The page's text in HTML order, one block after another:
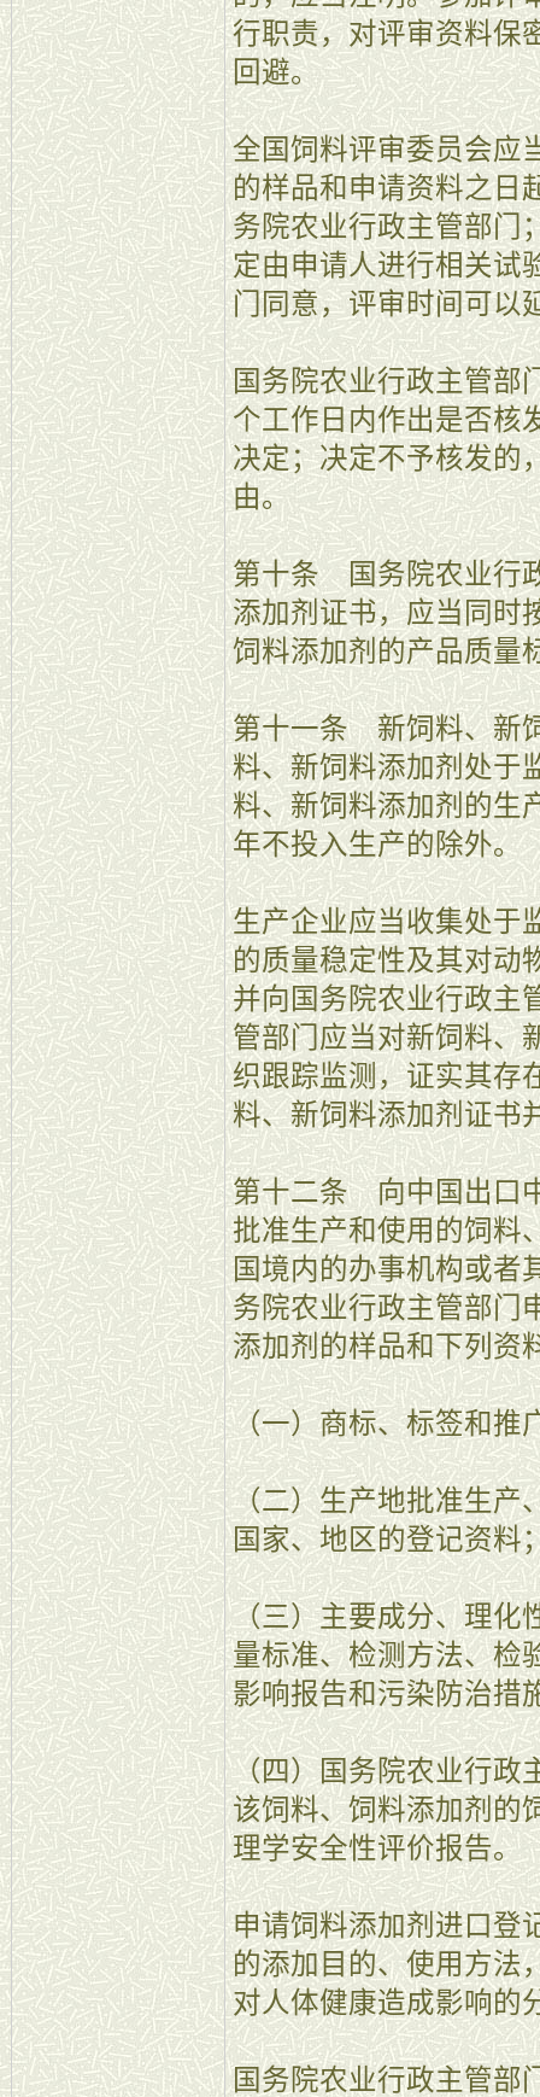
行职责，对评审资料保
回避。
全国饲料评审委员会应
的样品和申请资料之日
务院农业行政主管部门
定由申请人进行相关试
门同意，评审时间可以
国务院农业行政主管部
个工作日内作出是否核
决定；决定不予核发的
由。
第十条 国务院农业行
添加剂证书，应当同时
饲料添加剂的产品质量
第十一条 新饲料、新
料、新饲料添加剂处于
料、新饲料添加剂的生
年不投入生产的除外。
生产企业应当收集处于
的质量稳定性及其对动
并向国务院农业行政主
管部门应当对新饲料、
织跟踪监测，证实其存
料、新饲料添加剂证书
第十二条 向中国出口
批准生产和使用的饲料
国境内的办事机构或者
务院农业行政主管部门
添加剂的样品和下列资
（一）商标、标签和推
（二）生产地批准生产
国家、地区的登记资料
（三）主要成分、理化
量标准、检测方法、检
影响报告和污染防治措
（四）国务院农业行政
该饲料、饲料添加剂的
理学安全性评价报告。
申请饲料添加剂进口登
的添加目的、使用方法
对人体健康造成影响的
国务院农业行政主管部